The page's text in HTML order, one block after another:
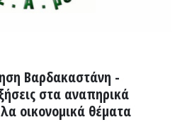
Βαρδακαστάνη -
στα αναπηρικά
οικονομικά θέματα